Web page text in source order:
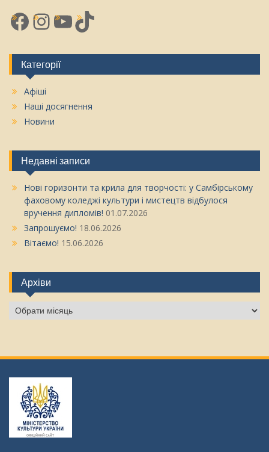
Facebook
Instagram
YouTube
TikTok
Категорії
Афіші
Наші досягнення
Новини
Недавні записи
Нові горизонти та крила для творчості: у Самбірському
фаховому коледжі культури і мистецтв відбулося
вручення дипломів! 01.07.2026
Запрошуємо! 18.06.2026
Вітаємо! 15.06.2026
Архіви
Архіви